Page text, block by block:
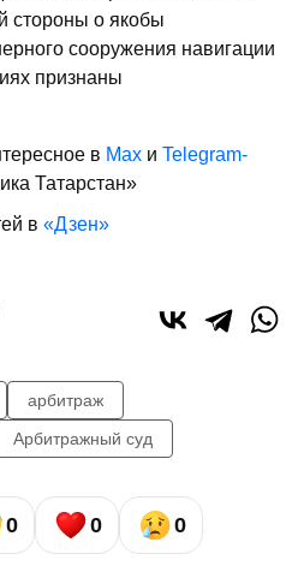
стороны о якобы
сооружения навигации
признаны
в Max и Telegram-
Татарстан»
в «Дзен»
арбитраж
Арбитражный суд
0 0 0